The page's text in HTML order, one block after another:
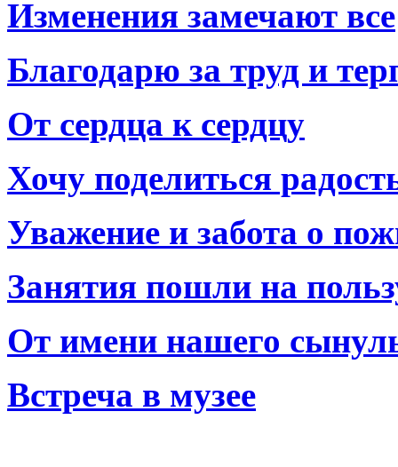
Изменения замечают все
Благодарю за труд и
От сердца к сердцу
Хочу поделиться
Уважение и забота о
Занятия пошли на
От имени нашего
Встреча в музее